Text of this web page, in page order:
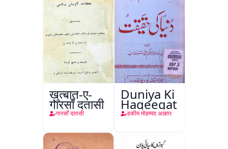
ख़ुत्बात-ए-
गारसाँ दतासी
गारसाँ दतासी
Duniya Ki
Haqeeqat
हकीम मोहम्मद अख़्तर